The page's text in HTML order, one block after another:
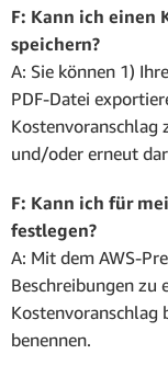
F: Kann ich einen
speichern?
A: Sie können 1)
PDF-Datei
Kostenvoranschlag
und/oder erneut
F: Kann ich für
festlegen?
A: Mit dem AWS-
Beschreibungen zu
Kostenvoranschlag
benennen.